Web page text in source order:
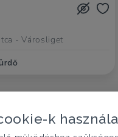
- Városliget
k